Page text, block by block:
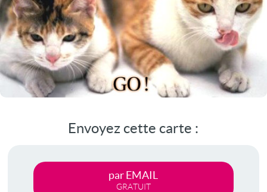
Envoyez cette carte :
par EMAIL
GRATUIT